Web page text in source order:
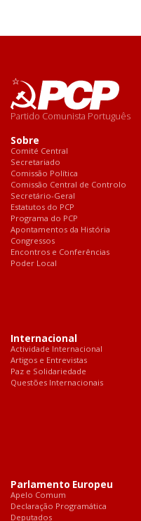
Partido Comunista Português
Sobre
Comité Central
Secretariado
Comissão Política
Comissão Central de Controlo
Secretário-Geral
Estatutos do PCP
Programa do PCP
Apontamentos da História
Congressos
Encontros e Conferências
Poder Local
Internacional
Actividade Internacional
Artigos e Entrevistas
Paz e Solidariedade
Questões Internacionais
Parlamento Europeu
Apelo Comum
Declaração Programática
Deputados